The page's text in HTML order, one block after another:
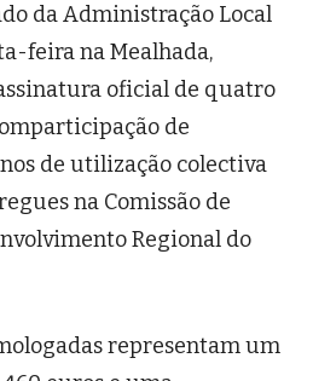
da Administração Local
feira na Mealhada,
oficial de quatro
de
de utilização colectiva
na Comissão de
Regional do
representam um